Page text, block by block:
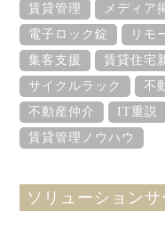
賃貸管理
メディア
電子ロック錠
リモ
集客支援
賃貸住宅
サイクルラック
不
不動産仲介
IT重説
賃貸管理ノウハウ
ソリューションサ